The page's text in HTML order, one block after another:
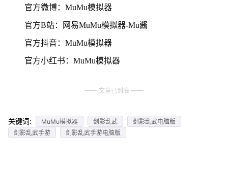
官方微博：MuMu模拟器
官方B站：网易MuMu模拟器-Mu酱
官方抖音：MuMu模拟器
官方小红书：MuMu模拟器
文章已到底
关键词: MuMu模拟器 剑影乱武
剑影乱武电脑版
剑影乱武手游
剑影乱武手游电脑版